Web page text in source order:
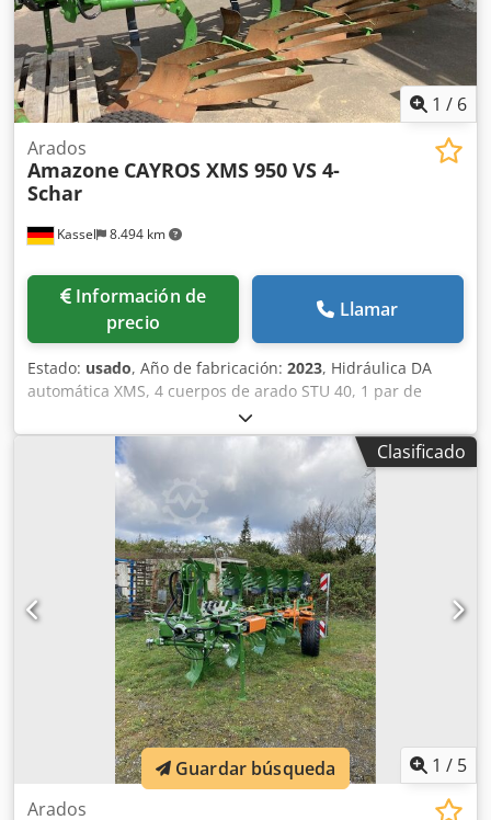
1 / 6
Kassel 8.494 km
Arados
Amazone CAYROS XMS 950 VS 4-
Schar
Información de
precio
Llamar
Estado: usado, Año de fabricación: 2023, Hidráulica DA
automática XMS, 4 cuerpos de arado STU 40, 1 par de
cuchillas 4x 430 HD, 1 par de protectores de desgaste, 1
par de 4 rejas delanteras M0 RH65-85, cuchilla de disco
DM 500 para desbloqueo hidráulico de piedras reforzado,
rueda de soporte oscilante DM680. Dcedetvf Rwspfx Abrok
Clasificado
1 / 5
Arados
Guardar búsqueda